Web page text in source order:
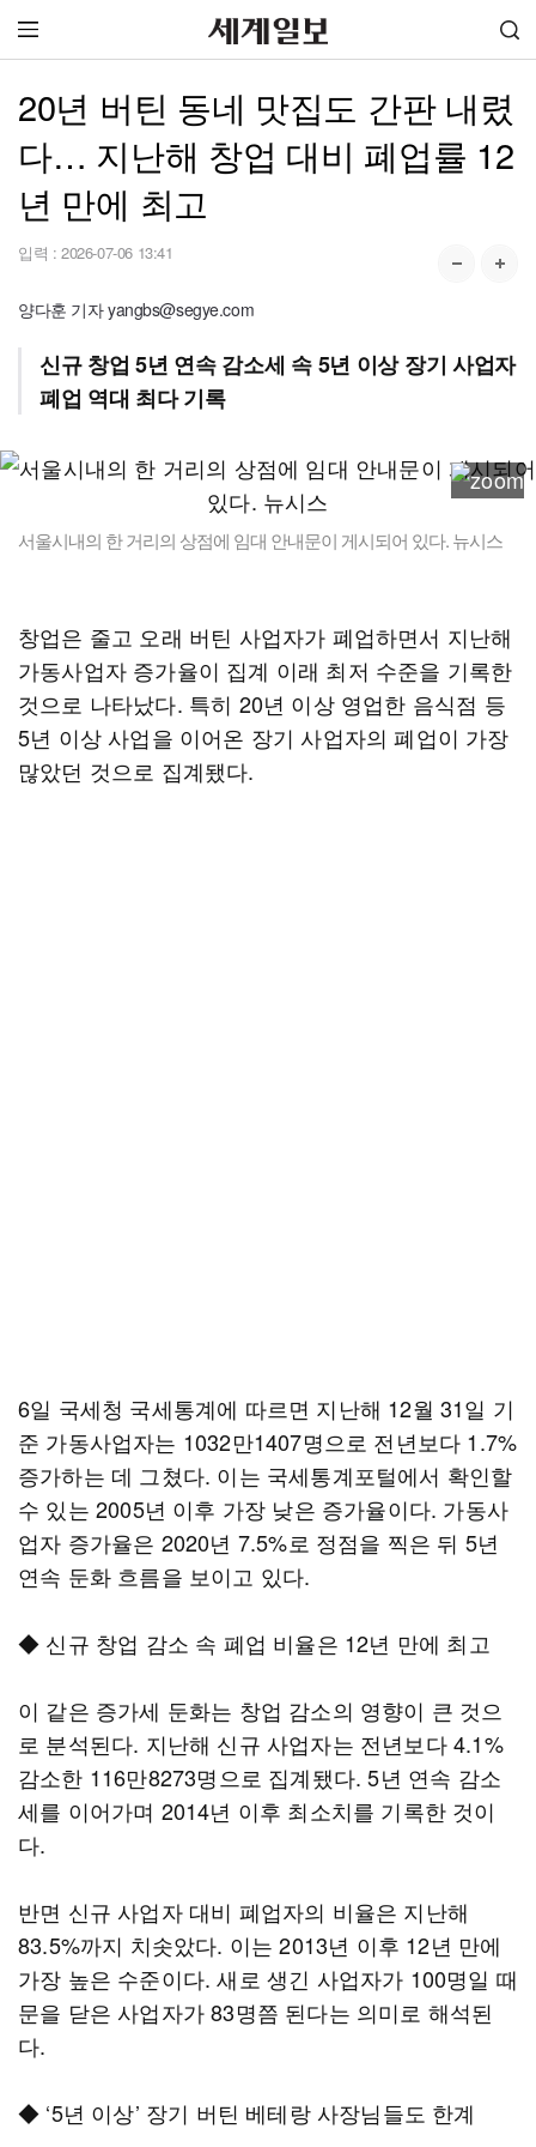
20년 버틴 동네 맛집도 간판 내렸
다… 지난해 창업 대비 폐업률 12
년 만에 최고
입력 : 2026-07-06 13:41
양다훈 기자 yangbs@segye.com
신규 창업 5년 연속 감소세 속 5년 이상 장기 사업자
폐업 역대 최다 기록
서울시내의 한 거리의 상점에 임대 안내문이 게시되어 있다. 뉴시스
창업은 줄고 오래 버틴 사업자가 폐업하면서 지난해
가동사업자 증가율이 집계 이래 최저 수준을 기록한
것으로 나타났다. 특히 20년 이상 영업한 음식점 등
5년 이상 사업을 이어온 장기 사업자의 폐업이 가장
많았던 것으로 집계됐다.
6일 국세청 국세통계에 따르면 지난해 12월 31일 기
준 가동사업자는 1032만1407명으로 전년보다 1.7%
증가하는 데 그쳤다. 이는 국세통계포털에서 확인할
수 있는 2005년 이후 가장 낮은 증가율이다. 가동사
업자 증가율은 2020년 7.5%로 정점을 찍은 뒤 5년
연속 둔화 흐름을 보이고 있다.
◆ 신규 창업 감소 속 폐업 비율은 12년 만에 최고
이 같은 증가세 둔화는 창업 감소의 영향이 큰 것으
로 분석된다. 지난해 신규 사업자는 전년보다 4.1%
감소한 116만8273명으로 집계됐다. 5년 연속 감소
세를 이어가며 2014년 이후 최소치를 기록한 것이
다.
반면 신규 사업자 대비 폐업자의 비율은 지난해
83.5%까지 치솟았다. 이는 2013년 이후 12년 만에
가장 높은 수준이다. 새로 생긴 사업자가 100명일 때
문을 닫은 사업자가 83명쯤 된다는 의미로 해석된
다.
◆ ‘5년 이상’ 장기 버틴 베테랑 사장님들도 한계